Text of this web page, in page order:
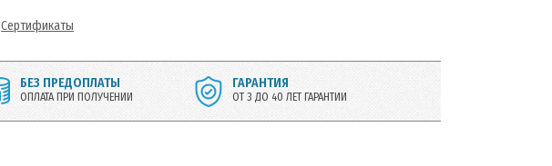
Сертификаты
БЕЗ ПРЕДОПЛАТЫ
ОПЛАТА ПРИ ПОЛУЧЕНИИ
ГАРАНТИЯ
ОТ 3 ДО 40 ЛЕТ ГАРАНТИИ